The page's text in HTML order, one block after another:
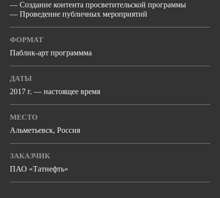
— Создание контента просветительской программы
— Проведение публичных мероприятий
ФОРМАТ
Паблик-арт программма
ДАТЫ
2017 г. — настоящее время
МЕСТО
Альметьевск, Россия
ЗАКАЗЧИК
ПАО «Татнефть»